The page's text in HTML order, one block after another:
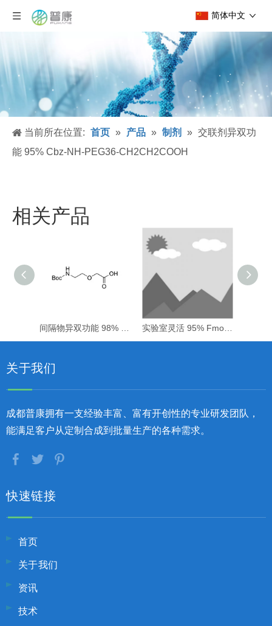
简体中文
当前所在位置: 首页 » 产品 » 制剂 » 交联剂异双功
能 95% Cbz-NH-PEG36-CH2CH2COOH
相关产品
关于我们
成都普康拥有一支经验丰富、富有开创性的专业研发团队，
能满足客户从定制合成到批量生产的各种需求。
快速链接
首页
关于我们
资讯
技术